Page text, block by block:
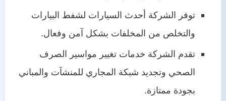
توفر الشركة أحدث السيارات لشفط البيارات
والتخلص من المخلفات بشكل آمن وفعال.
تقدم الشركة خدمات تغيير مواسير الصرف
الصحي وتجديد شبكة المجاري للمنشآت والمباني
بجودة ممتازة.